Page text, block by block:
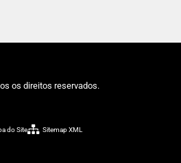
os direitos reservados.
do Site Sitemap XML